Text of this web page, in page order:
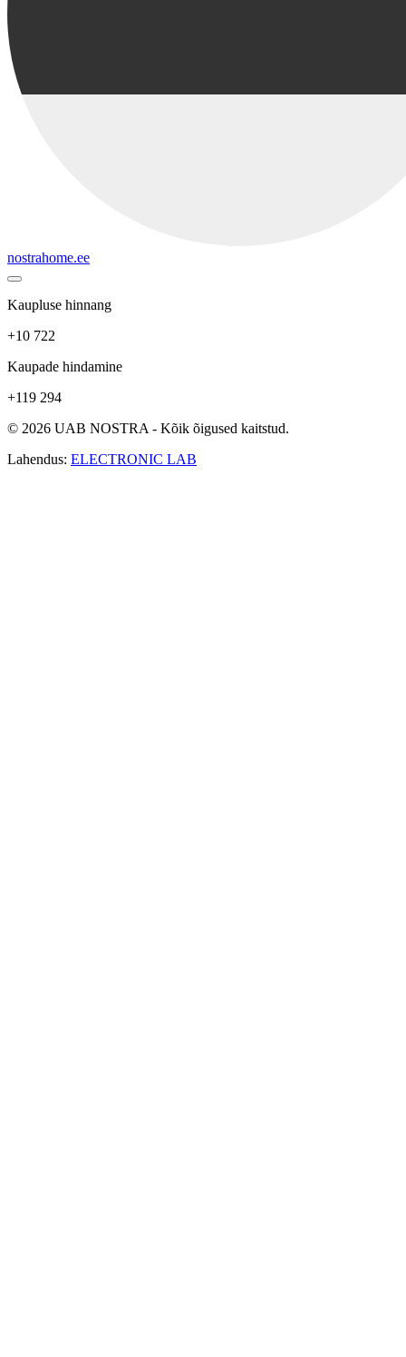
nostrahome.ee
Kaupluse hinnang
+10 722
Kaupade hindamine
+119 294
© 2026 UAB NOSTRA - Kõik õigused kaitstud.
Lahendus: ELECTRONIC LAB